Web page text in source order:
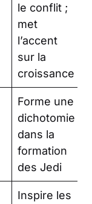
le conflit ;
met
l’accent
sur la
croissance
Forme une
dichotomie
dans la
formation
des Jedi
Inspire les